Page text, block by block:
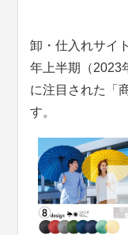
卸・仕入れサイ
年上半期（2023
に注目された「
す。